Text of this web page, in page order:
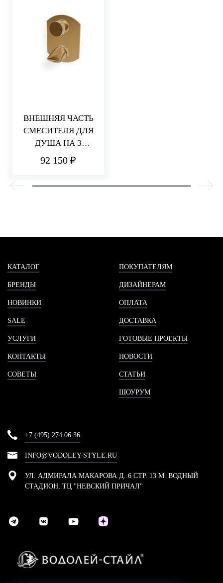
ВНЕШНЯЯ ЧАСТЬ
СМЕСИТЕЛЯ ДЛЯ
ДУША НА 3
ПОТРЕБИТЕЛЯ
92 150 ₽
КАТАЛОГ
БРЕНДЫ
НОВИНКИ
SALE
УСЛУГИ
КОНТАКТЫ
СОВЕТЫ
ПОКУПАТЕЛЯМ
ДИЗАЙНЕРАМ
ОПЛАТА
ДОСТАВКА
ГОТОВЫЕ ПРОЕКТЫ
НОВОСТИ
СТАТЬИ
ШОУРУМ
+7 (495) 274 06 36
INFO@VODOLEY-STYLE.RU
УЛ. АДМИРАЛА МАКАРОВА Д. 6 СТР. 13 М. ВОДНЫЙ
СТАДИОН, ТЦ "НЕВСКИЙ ПРИЧАЛ"